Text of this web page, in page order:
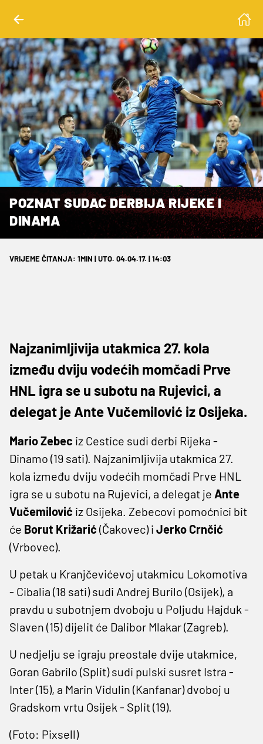
POZNAT SUDAC DERBIJA RIJEKE I
DINAMA
VRIJEME ČITANJA: 1MIN | UTO. 04.04.17. | 14:03
Najzanimljivija utakmica 27. kola
između dviju vodećih momčadi Prve
HNL igra se u subotu na Rujevici, a
delegat je Ante Vučemilović iz Osijeka.
Mario Zebec iz Cestice sudi derbi Rijeka -
Dinamo (19 sati). Najzanimljivija utakmica 27.
kola između dviju vodećih momčadi Prve HNL
igra se u subotu na Rujevici, a delegat je Ante
Vučemilović iz Osijeka. Zebecovi pomoćnici bit
će Borut Križarić (Čakovec) i Jerko Crnčić
(Vrbovec).
U petak u Kranjčevićevoj utakmicu Lokomotiva
- Cibalia (18 sati) sudi Andrej Burilo (Osijek), a
pravdu u subotnjem dvoboju u Poljudu Hajduk -
Slaven (15) dijelit će Dalibor Mlakar (Zagreb).
U nedjelju se igraju preostale dvije utakmice,
Goran Gabrilo (Split) sudi pulski susret Istra -
Inter (15), a Marin Vidulin (Kanfanar) dvoboj u
Gradskom vrtu Osijek - Split (19).
(Foto: Pixsell)